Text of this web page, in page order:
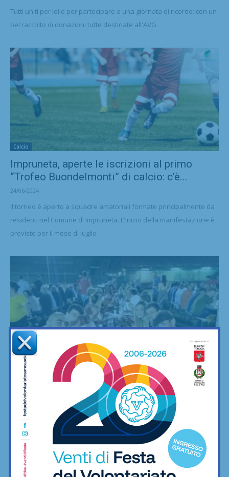
Tutti uniti per lei e per partecipare a una giornata di ricordo: con un
bel raccolto di donazioni tutte destinate all'AVG
Calcio
Impruneta, aperte le iscrizioni al primo
“Trofeo Buondelmonti” di calcio: c’è...
24/06/2024
Il torneo è aperto a squadre amatoriali formate principalmente da
residenti nel Comune di Impruneta. L'inizio della manifestazione è
previsto per il mese di luglio
Calcio
La ciccia? A Panzano la si mangia anche… a
centrocampo. Torna...
24/06/2024
Venerdì 28 giugno dalle 20, sul terreno di gioco la squadra
amatoriale del paese torna con il grande appuntamento annuale
fatto di gusto, convivialità e... raccolta fondi